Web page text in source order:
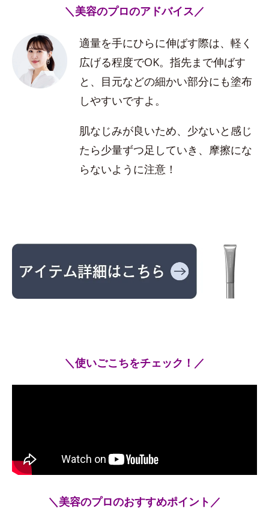
＼美容のプロのアドバイス／
適量を手にひらに伸ばす際は、軽く
広げる程度でOK。指先まで伸ばす
と、目元などの細かい部分にも塗布
しやすいですよ。
肌なじみが良いため、少ないと感じ
たら少量ずつ足していき、摩擦にな
らないように注意！
＼使いごこちをチェック！／
＼美容のプロのおすすめポイント／